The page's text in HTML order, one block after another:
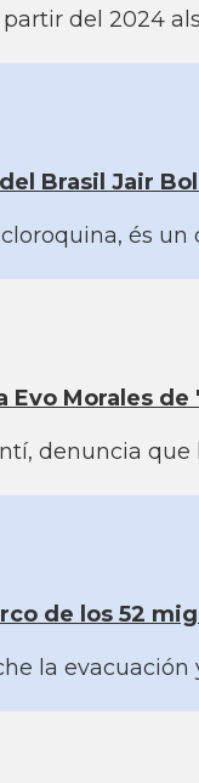
partir del 2024
Brasil Jair
és un
Evo Morales
denuncia
de los 52
la